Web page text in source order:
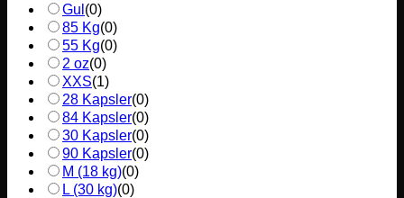
Gul (0)
85 Kg(0)
55 Kg(0)
2 oz(0)
XXS(1)
28 Kapsler(0)
84 Kapsler(0)
30 Kapsler(0)
90 Kapsler(0)
M (18 kg)(0)
L (30 kg)(0)